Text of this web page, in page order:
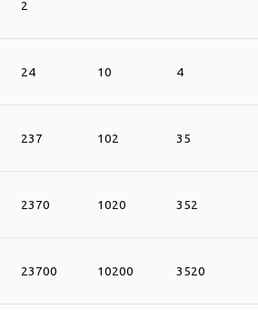
2
24 10 4
237 102 35
2370 1020 352
23700 10200 3520